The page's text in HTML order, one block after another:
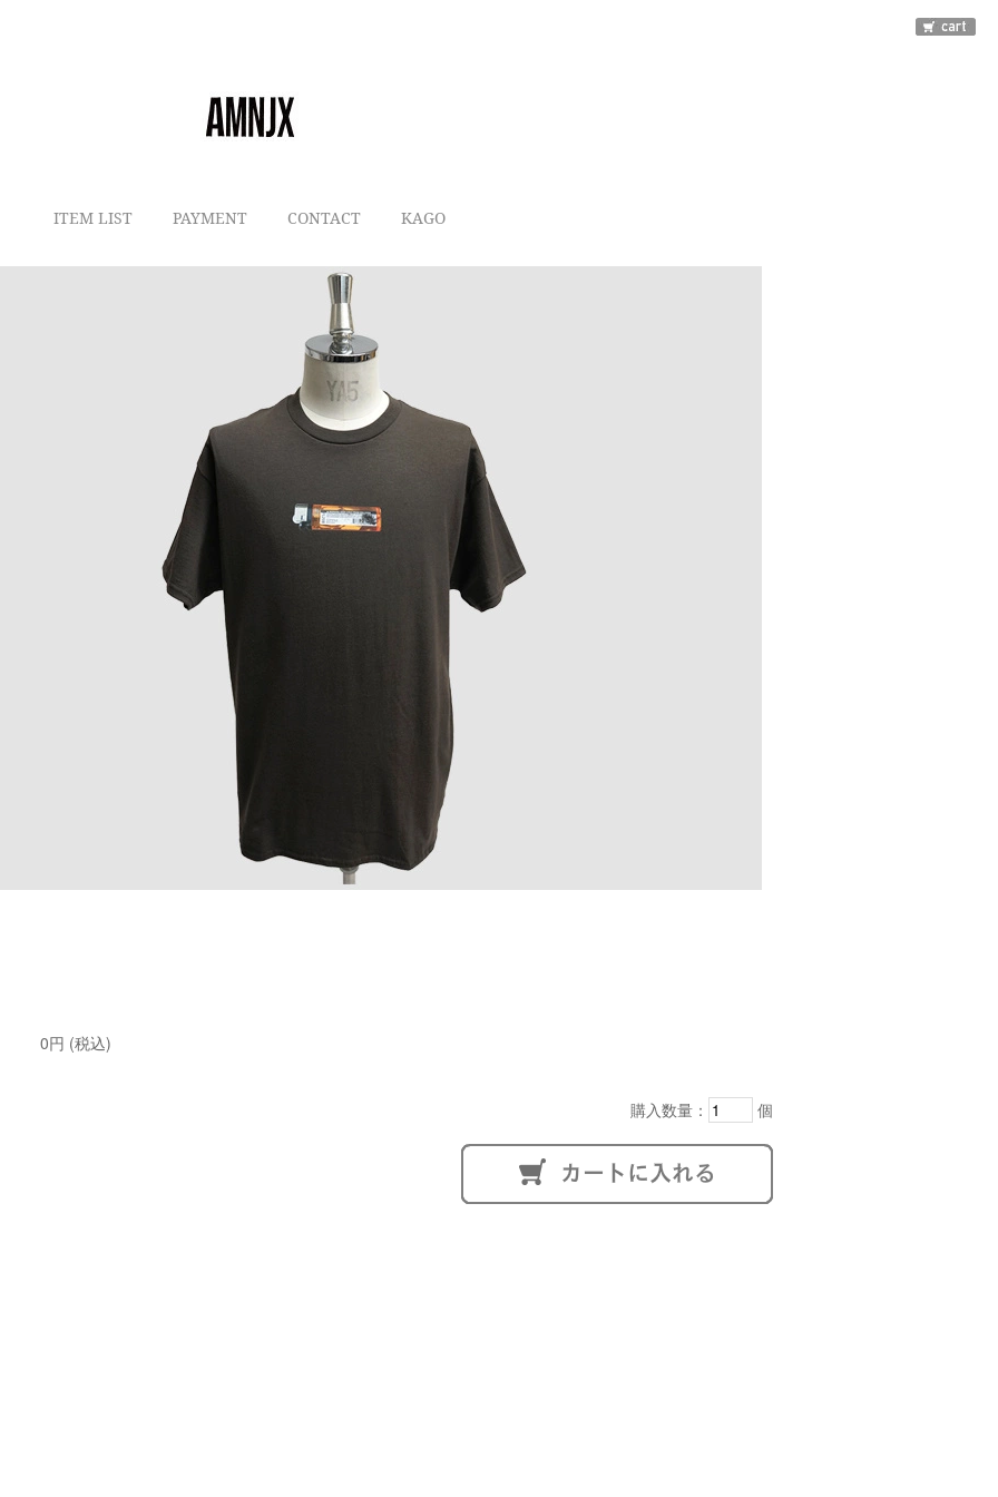
ITEM LIST PAYMENT CONTACT KAGO
0円 (税込)
購入数量： 個